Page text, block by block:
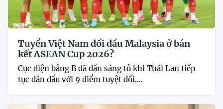
Tuyển Việt Nam đối đầu Malaysia ở bán
kết ASEAN Cup 2026?
Cục diện bảng B đã dần sáng tỏ khi Thái Lan tiếp
tục dẫn đầu với 9 điểm tuyệt đối....